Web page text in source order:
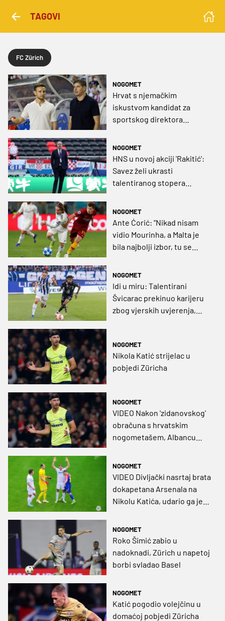
TAGOVI
FC Zürich
NOGOMET
Hrvat s njemačkim
iskustvom kandidat za
sportskog direktora
NOGOMET
HNS u novoj akciji 'Rakitić':
Savez želi ukrasti
talentiranog stopera
NOGOMET
Ante Ćorić: “Nikad nisam
vidio Mourinha, a Malta je
bila najbolji izbor, tu se
NOGOMET
Idi u miru: Talentirani
Švicarac prekinuo karijeru
zbog vjerskih uvjerenja,
NOGOMET
Nikola Katić strijelac u
pobjedi Züricha
NOGOMET
VIDEO Nakon 'zidanovskog'
obračuna s hrvatskim
nogometašem, Albancu
NOGOMET
VIDEO Divljački nasrtaj brata
dokapetana Arsenala na
Nikolu Katića, udario ga je
NOGOMET
Roko Šimić zabio u
nadoknadi, Zürich u napetoj
borbi svladao Basel
NOGOMET
Katić pogodio volejčinu u
domaćoj pobjedi Züricha